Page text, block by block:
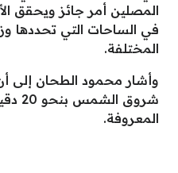
المصلين أمر جائز ويحقق
في الساحات التي تحددها
المختلفة.
وأشار محمود الطحان إلى
المعروفة.